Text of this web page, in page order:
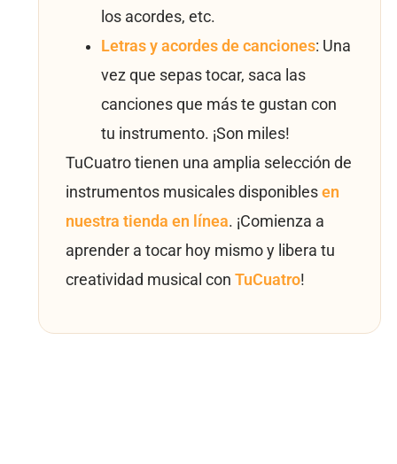
los acordes, etc.
Letras y acordes de canciones: Una
vez que sepas tocar, saca las
canciones que más te gustan con
tu instrumento. ¡Son miles!
TuCuatro tienen una amplia selección de
instrumentos musicales disponibles en
nuestra tienda en línea. ¡Comienza a
aprender a tocar hoy mismo y libera tu
creatividad musical con TuCuatro!